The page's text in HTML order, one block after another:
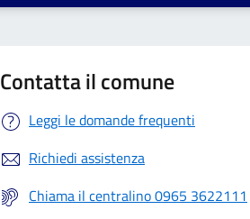
Contatta il comune
Leggi le domande frequenti
Richiedi assistenza
Chiama il centralino 0965 3622111